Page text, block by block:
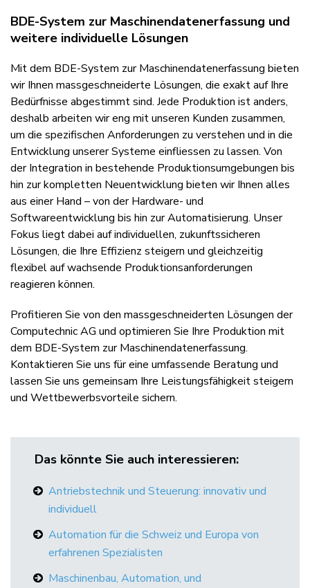
BDE-System zur Maschinendatenerfassung und
weitere individuelle Lösungen
Mit dem BDE-System zur Maschinendatenerfassung bieten
wir Ihnen massgeschneiderte Lösungen, die exakt auf Ihre
Bedürfnisse abgestimmt sind. Jede Produktion ist anders,
deshalb arbeiten wir eng mit unseren Kunden zusammen,
um die spezifischen Anforderungen zu verstehen und in die
Entwicklung unserer Systeme einfliessen zu lassen. Von
der Integration in bestehende Produktionsumgebungen bis
hin zur kompletten Neuentwicklung bieten wir Ihnen alles
aus einer Hand – von der Hardware- und
Softwareentwicklung bis hin zur Automatisierung. Unser
Fokus liegt dabei auf individuellen, zukunftssicheren
Lösungen, die Ihre Effizienz steigern und gleichzeitig
flexibel auf wachsende Produktionsanforderungen
reagieren können.
Profitieren Sie von den massgeschneiderten Lösungen der
Computechnic AG und optimieren Sie Ihre Produktion mit
dem BDE-System zur Maschinendatenerfassung.
Kontaktieren Sie uns für eine umfassende Beratung und
lassen Sie uns gemeinsam Ihre Leistungsfähigkeit steigern
und Wettbewerbsvorteile sichern.
Das könnte Sie auch interessieren:
Antriebstechnik und Steuerung: innovativ und
individuell
Automation für die Schweiz und Europa von
erfahrenen Spezialisten
Maschinenbau, Automation, und